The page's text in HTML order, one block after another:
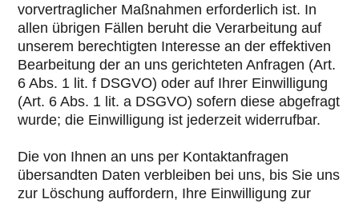
vorvertraglicher Maßnahmen erforderlich ist. In
allen übrigen Fällen beruht die Verarbeitung auf
unserem berechtigten Interesse an der effektiven
Bearbeitung der an uns gerichteten Anfragen (Art.
6 Abs. 1 lit. f DSGVO) oder auf Ihrer Einwilligung
(Art. 6 Abs. 1 lit. a DSGVO) sofern diese abgefragt
wurde; die Einwilligung ist jederzeit widerrufbar.
Die von Ihnen an uns per Kontaktanfragen
übersandten Daten verbleiben bei uns, bis Sie uns
zur Löschung auffordern, Ihre Einwilligung zur